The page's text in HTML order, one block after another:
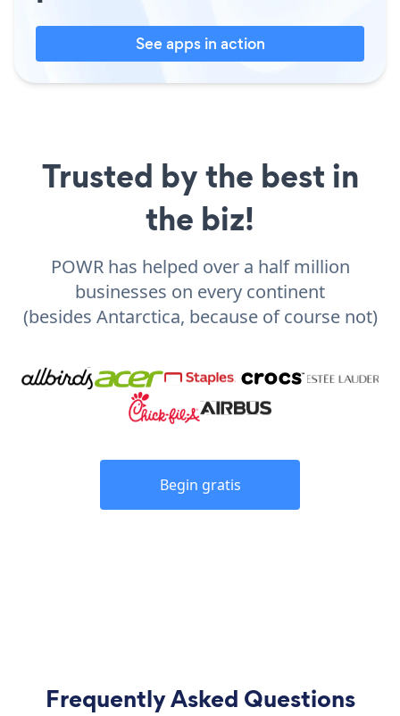
See apps in action
Trusted by the best in
the biz!
POWR has helped over a half million
businesses on every continent
(besides Antarctica, because of course not)
Begin gratis
Frequently Asked Questions